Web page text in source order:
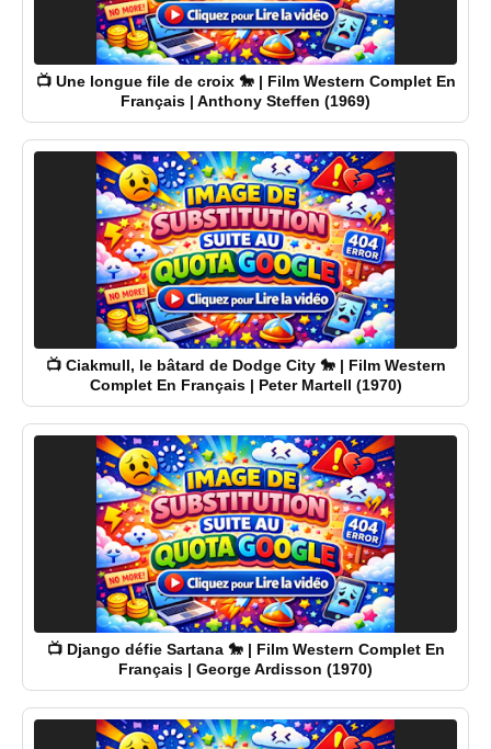
📺 Une longue file de croix 🐎 | Film Western Complet En
Français | Anthony Steffen (1969)
📺 Ciakmull, le bâtard de Dodge City 🐎 | Film Western
Complet En Français | Peter Martell (1970)
📺 Django défie Sartana 🐎 | Film Western Complet En
Français | George Ardisson (1970)